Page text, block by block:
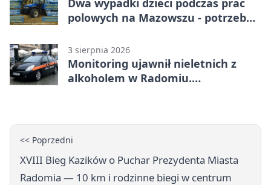
polowych na Mazowszu - potrzebna
3 sierpnia 2026
Monitoring ujawnił nieletnich z
alkoholem w Radomiu.
<< Poprzedni
XVIII Bieg Kazików o Puchar Prezydenta Miasta
Radomia — 10 km i rodzinne biegi w centrum